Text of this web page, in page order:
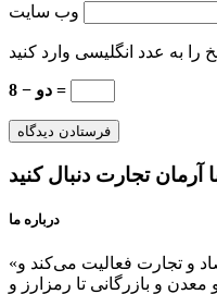
وب‌ سایت
8 − دو =
درباره ما
«و تجارت فعالیت می‌کند و
و بازرگانی تا رمزارز و